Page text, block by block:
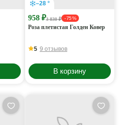
–28 °
958 ₽3 830 ₽ - 75 %
Роза плетистая Голден Ковер
5 9 отзывов
В корзину